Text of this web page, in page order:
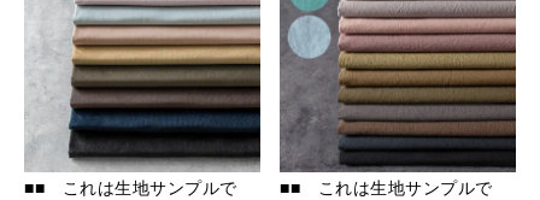
■■ これは生地サンプルで
■■ これは生地サンプルで